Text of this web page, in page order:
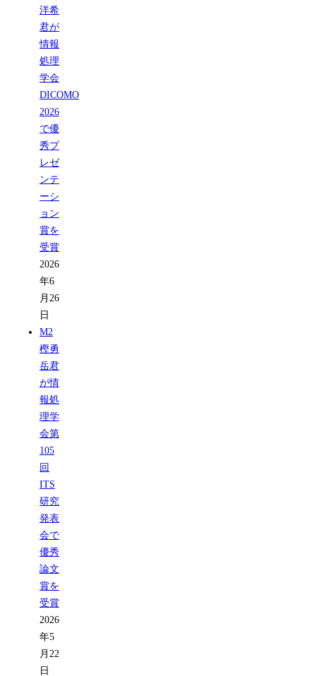
洋希
君が
情報
処理
学会
DICOMO
2026
で優
秀プ
レゼ
ンテ
ーシ
ョン
賞を
受賞
2026
年6
月26
日
M2
樫勇
岳君
が情
報処
理学
会第
105
回
ITS
研究
発表
会で
優秀
論文
賞を
受賞
2026
年5
月22
日